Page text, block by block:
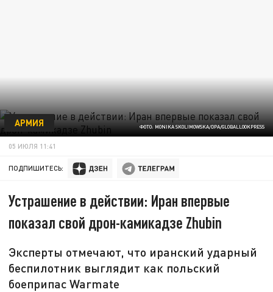
ФОТО: MONIKA SKOLIMOWSKA/DPA/GLOBALLOOKPRESS
АРМИЯ
05 ИЮЛЯ 11:41
ПОДПИШИТЕСЬ:
Устрашение в действии: Иран впервые
показал свой дрон-камикадзе Zhubin
Эксперты отмечают, что иранский ударный
беспилотник выглядит как польский
боеприпас Warmate